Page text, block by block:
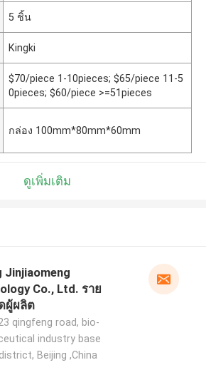
5 ชิ้น
Kingki
$70/piece 1-10pieces; $65/piece 11-5
0pieces; $60/piece >=51pieces
กล่อง 100mm*80mm*60mm
ดูเพิ่มเติม
Jinjiaomeng
Co., Ltd. ราย
ผู้ผลิต
qingfeng road, bio-
industry base
Beijing ,China